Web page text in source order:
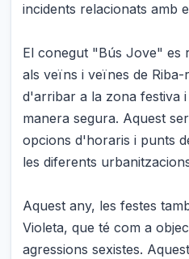
incidents relacionats amb
El conegut "Bús Jove" es
als veïns i veïnes de Riba-
d'arribar a la zona festiva
manera segura. Aquest
opcions d'horaris i punts
les diferents
Aquest any, les festes
Violeta, que té com a
agressions sexistes.